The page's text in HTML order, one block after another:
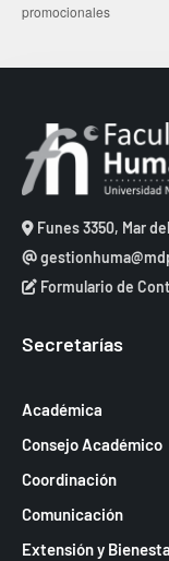
promocionales
Funes 3350, Mar
Formulario de
Secretarías
Académica
Consejo Académico
Coordinación
Comunicación
Extensión y